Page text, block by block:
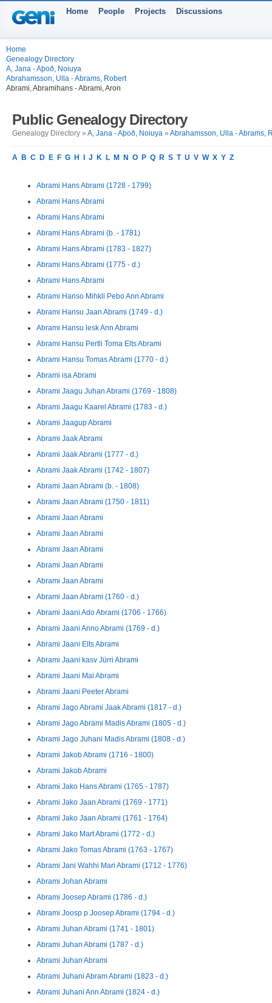
Home People Projects Discussions
Home
Genealogy Directory
A, Jana - Aþoð, Noiuya
Abrahamsson, Ulla - Abrams, Robert
Abrami, Abramihans - Abrami, Aron
Public Genealogy Directory
Genealogy Directory » A, Jana - Aþoð, Noiuya » Abrahamsson, Ulla - Abrams,
A B C D E F G H J K L M N O P Q R S T U V W X Y Z
Abrami Hans Abrami (1728 - 1799)
Abrami Hans Abrami
Abrami Hans Abrami
Abrami Hans Abrami (b. - 1781)
Abrami Hans Abrami (1783 - 1827)
Abrami Hans Abrami (1775 - d.)
Abrami Hans Abrami
Abrami Hanso Mihkli Pebo Ann Abrami
Abrami Hansu Jaan Abrami (1749 - d.)
Abrami Hansu lesk Ann Abrami
Abrami Hansu Pertli Toma Elts Abrami
Abrami Hansu Tomas Abrami (1770 - d.)
Abrami isa Abrami
Abrami Jaagu Juhan Abrami (1769 - 1808)
Abrami Jaagu Kaarel Abrami (1783 - d.)
Abrami Jaagup Abrami
Abrami Jaak Abrami
Abrami Jaak Abrami (1777 - d.)
Abrami Jaak Abrami (1742 - 1807)
Abrami Jaan Abrami (b. - 1808)
Abrami Jaan Abrami (1750 - 1811)
Abrami Jaan Abrami
Abrami Jaan Abrami
Abrami Jaan Abrami
Abrami Jaan Abrami
Abrami Jaan Abrami
Abrami Jaan Abrami (1760 - d.)
Abrami Jaani Ado Abrami (1706 - 1766)
Abrami Jaani Anno Abrami (1769 - d.)
Abrami Jaani Elts Abrami
Abrami Jaani kasv Jürri Abrami
Abrami Jaani Mai Abrami
Abrami Jaani Peeter Abrami
Abrami Jago Abrami Jaak Abrami (1817 - d.)
Abrami Jago Abrami Madis Abrami (1805 - d.)
Abrami Jago Juhani Madis Abrami (1808 - d.)
Abrami Jakob Abrami (1716 - 1800)
Abrami Jakob Abrami
Abrami Jako Hans Abrami (1765 - 1787)
Abrami Jako Jaan Abrami (1769 - 1771)
Abrami Jako Jaan Abrami (1761 - 1764)
Abrami Jako Mart Abrami (1772 - d.)
Abrami Jako Tomas Abrami (1763 - 1767)
Abrami Jani Wahhi Mari Abrami (1712 - 1776)
Abrami Johan Abrami
Abrami Joosep Abrami (1786 - d.)
Abrami Joosp p Joosep Abrami (1794 - d.)
Abrami Juhan Abrami (1741 - 1801)
Abrami Juhan Abrami (1787 - d.)
Abrami Juhan Abrami
Abrami Juhani Abram Abrami (1823 - d.)
Abrami Juhani Ann Abrami (1824 - d.)